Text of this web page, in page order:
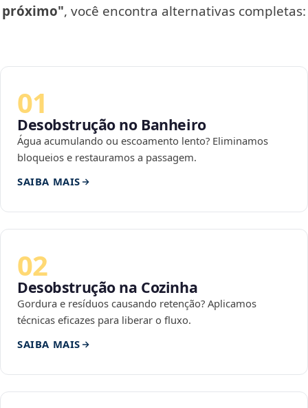
próximo", você encontra alternativas completas:
01
Desobstrução no Banheiro
Água acumulando ou escoamento lento? Eliminamos
bloqueios e restauramos a passagem.
SAIBA MAIS
02
Desobstrução na Cozinha
Gordura e resíduos causando retenção? Aplicamos
técnicas eficazes para liberar o fluxo.
SAIBA MAIS